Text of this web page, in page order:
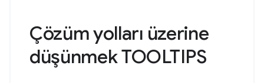
Çözüm yolları üzerine
düşünmek TOOLTIPS